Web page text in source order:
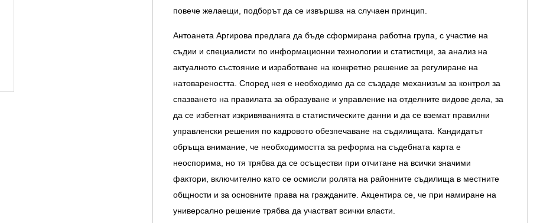
повече желаещи, подборът да се извършва на случаен принцип.
Антоанета Аргирова предлага да бъде сформирана работна група, с участие на
съдии и специалисти по информационни технологии и статистици, за анализ на
актуалното състояние и изработване на конкретно решение за регулиране на
натовареността. Според нея е необходимо да се създаде механизъм за контрол за
спазването на правилата за образуване и управление на отделните видове дела, за
да се избегнат изкривяванията в статистическите данни и да се вземат правилни
управленски решения по кадровото обезпечаване на съдилищата. Кандидатът
обръща внимание, че необходимостта за реформа на съдебната карта е
неоспорима, но тя трябва да се осъществи при отчитане на всички значими
фактори, включително като се осмисли ролята на районните съдилища в местните
общности и за основните права на гражданите. Акцентира се, че при намиране на
универсално решение трябва да участват всички власти.